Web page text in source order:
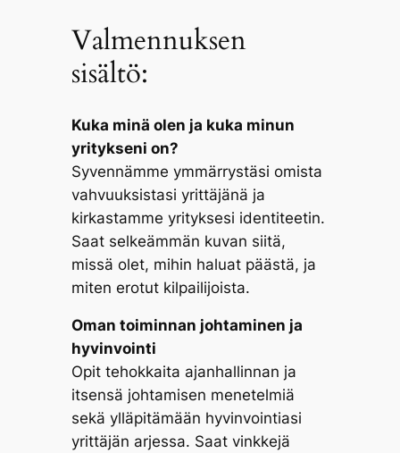
Valmennuksen
sisältö:
Kuka minä olen ja kuka minun
yritykseni on?
Syvennämme ymmärrystäsi omista
vahvuuksistasi yrittäjänä ja
kirkastamme yrityksesi identiteetin.
Saat selkeämmän kuvan siitä,
missä olet, mihin haluat päästä, ja
miten erotut kilpailijoista.
Oman toiminnan johtaminen ja
hyvinvointi
Opit tehokkaita ajanhallinnan ja
itsensä johtamisen menetelmiä
sekä ylläpitämään hyvinvointiasi
yrittäjän arjessa. Saat vinkkejä